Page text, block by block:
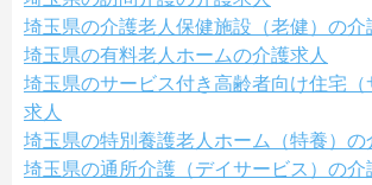
埼玉県の介護老人保健施設（老健）の介
埼玉県の有料老人ホームの介護求人
埼玉県のサービス付き高齢者向け住宅
求人
埼玉県の特別養護老人ホーム（特養）の
埼玉県の通所介護（デイサービス）の介